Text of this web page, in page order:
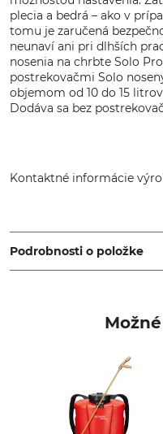
plecia a bedrá – ako v
tomu je zaručená
neunaví ani pri dlhších
nosenia na chrbte Solo
postrekovačmi Solo
objemom od 10 do 15
Dodáva sa bez
Kontaktné informácie
Sindelfingen, Germany,
Podrobnosti o položke